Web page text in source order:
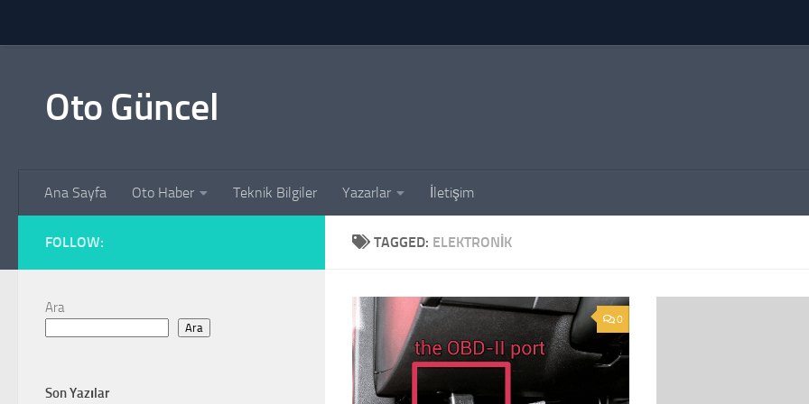
Oto Güncel
Ana Sayfa Oto Haber Teknik Bilgiler Yazarlar İletişim
TAGGED: ELEKTRONIK
0
FOLLOW:
Ara
Ara
Son Yazılar